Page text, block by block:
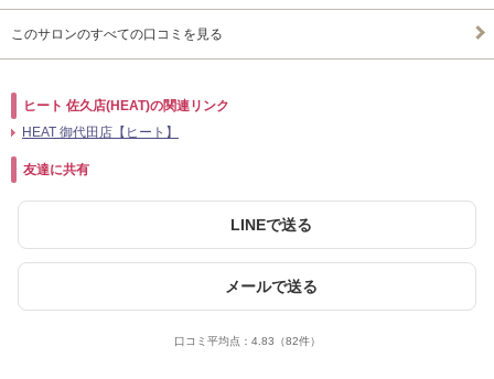
このサロンのすべての口コミを見る
ヒート 佐久店(HEAT)の関連リンク
HEAT 御代田店【ヒート】
友達に共有
LINEで送る
メールで送る
口コミ平均点： 4.83 （82件）